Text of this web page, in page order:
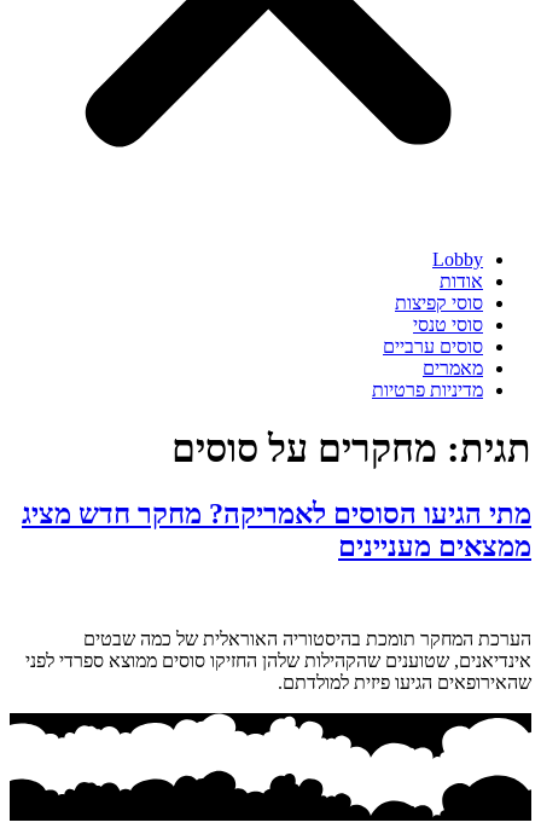
Lobby
אודות
סוסי קפיצות
סוסי טנסי
סוסים ערביים
מאמרים
מדיניות פרטיות
תגית: מחקרים על סוסים
מתי הגיעו הסוסים לאמריקה? מחקר חדש מציג
ממצאים מעניינים
הערכת המחקר תומכת בהיסטוריה האוראלית של כמה שבטים
אינדיאנים, שטוענים שהקהילות שלהן החזיקו סוסים ממוצא ספרדי לפני
שהאירופאים הגיעו פיזית למולדתם.